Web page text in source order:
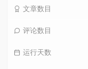
文章数目
评论数目
运行天数